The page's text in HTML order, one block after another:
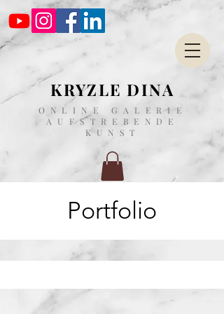
KRYZLE DINA
ONLINE GALERIE
AUFSTREBENDE
KUNST
Portfolio